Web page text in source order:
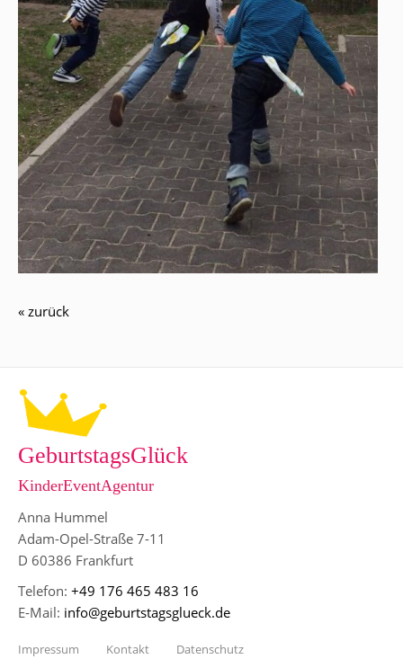
« zurück
GeburtstagsGlück
KinderEventAgentur
Anna Hummel
Adam-Opel-Straße 7-11
D 60386 Frankfurt
Telefon: +49 176 465 483 16
E-Mail: info@geburtstagsglueck.de
Impressum Kontakt Datenschutz